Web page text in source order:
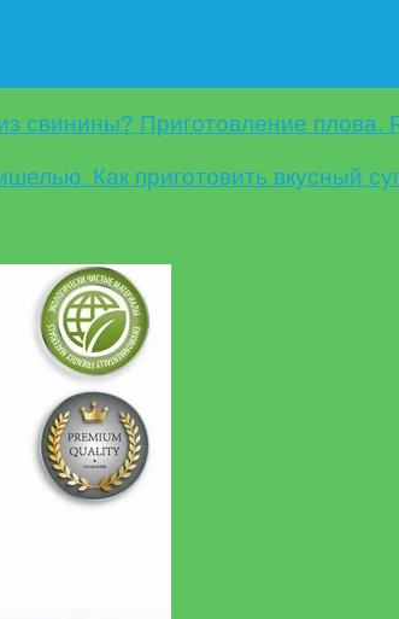
свинины? Приготовление плова.
Как приготовить вкусный